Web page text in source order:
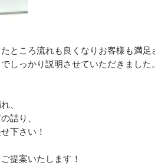
ところ流れも良くなりお客様も満足
しっかり説明させていただきました。
、
詰り、
下さい！
提案いたします！